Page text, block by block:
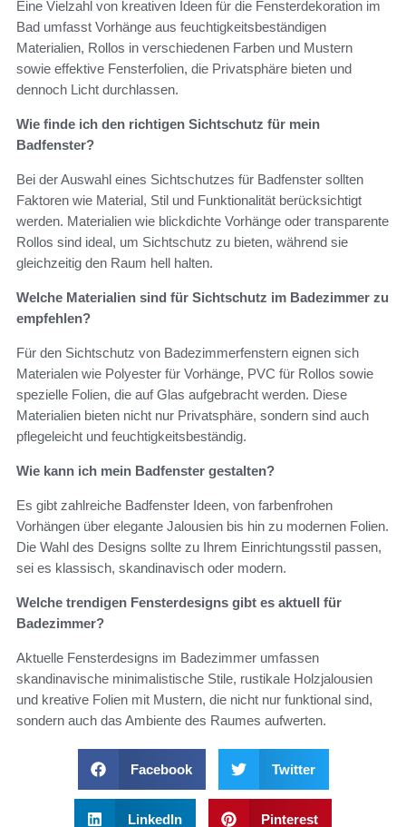
Eine Vielzahl von kreativen Ideen für die Fensterdekoration im
Bad umfasst Vorhänge aus feuchtigkeitsbeständigen
Materialien, Rollos in verschiedenen Farben und Mustern
sowie effektive Fensterfolien, die Privatsphäre bieten und
dennoch Licht durchlassen.
Wie finde ich den richtigen Sichtschutz für mein
Badfenster?
Bei der Auswahl eines Sichtschutzes für Badfenster sollten
Faktoren wie Material, Stil und Funktionalität berücksichtigt
werden. Materialien wie blickdichte Vorhänge oder transparente
Rollos sind ideal, um Sichtschutz zu bieten, während sie
gleichzeitig den Raum hell halten.
Welche Materialien sind für Sichtschutz im Badezimmer zu
empfehlen?
Für den Sichtschutz von Badezimmerfenstern eignen sich
Materialen wie Polyester für Vorhänge, PVC für Rollos sowie
spezielle Folien, die auf Glas aufgebracht werden. Diese
Materialien bieten nicht nur Privatsphäre, sondern sind auch
pflegeleicht und feuchtigkeitsbeständig.
Wie kann ich mein Badfenster gestalten?
Es gibt zahlreiche Badfenster Ideen, von farbenfrohen
Vorhängen über elegante Jalousien bis hin zu modernen Folien.
Die Wahl des Designs sollte zu Ihrem Einrichtungsstil passen,
sei es klassisch, skandinavisch oder modern.
Welche trendigen Fensterdesigns gibt es aktuell für
Badezimmer?
Aktuelle Fensterdesigns im Badezimmer umfassen
skandinavische minimalistische Stile, rustikale Holzjalousien
und kreative Folien mit Mustern, die nicht nur funktional sind,
sondern auch das Ambiente des Raumes aufwerten.
Facebook Twitter
LinkedIn Pinterest